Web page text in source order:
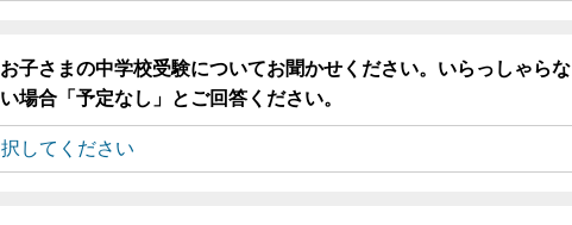
お子さまの中学校受験についてお聞かせください。いらっしゃらな
い場合「予定なし」とご回答ください。